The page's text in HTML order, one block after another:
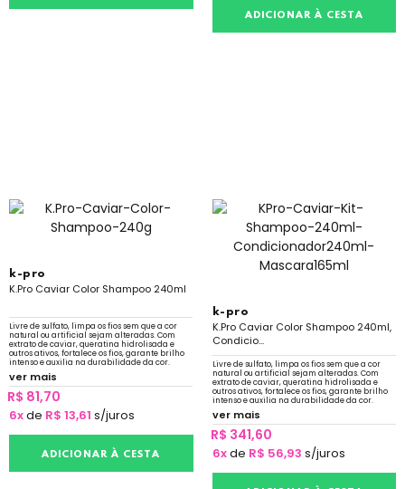
ADICIONAR À CESTA
k-pro
K.Pro Caviar Color Shampoo 240ml
Livre de sulfato, limpa os fios sem que a cor
natural ou artificial sejam alteradas. Com
extrato de caviar, queratina hidrolisada e
outros ativos, fortalece os fios, garante brilho
intenso e auxilia na durabilidade da cor.
ver mais
R$ 81,70
6xde R$ 13,61 s/juros
ADICIONAR À CESTA
k-pro
K.Pro Caviar Color Shampoo 240ml,
Condicio...
Livre de sulfato, limpa os fios sem que a cor
natural ou artificial sejam alteradas. Com
extrato de caviar, queratina hidrolisada e
outros ativos, fortalece os fios, garante brilho
intenso e auxilia na durabilidade da cor.
ver mais
R$ 341,60
6xde R$ 56,93 s/juros